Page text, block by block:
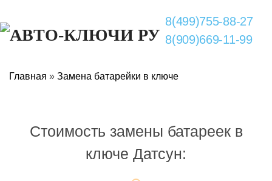
8(499)755-88-27
8(909)669-11-99
Главная » Замена батарейки в ключе
Стоимость замены батареек в
ключе Датсун: